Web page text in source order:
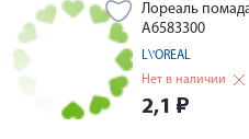
Лореаль
А6583300
L\'OREAL
Нет в наличии
2,1 ₽